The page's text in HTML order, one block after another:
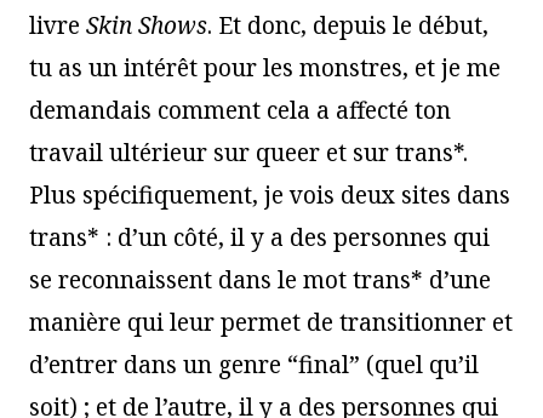
livre Skin Shows. Et donc, depuis le début,
tu as un intérêt pour les monstres, et je me
demandais comment cela a affecté ton
travail ultérieur sur queer et sur trans*.
Plus spécifiquement, je vois deux sites dans
trans* : d’un côté, il y a des personnes qui
se reconnaissent dans le mot trans* d’une
manière qui leur permet de transitionner et
d’entrer dans un genre “final” (quel qu’il
soit) ; et de l’autre, il y a des personnes qui